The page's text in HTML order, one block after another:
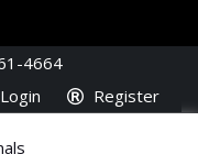
4664
Login
Register